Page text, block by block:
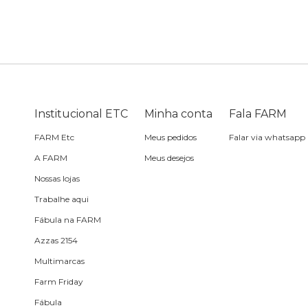
Institucional ETC
FARM Etc
A FARM
Nossas lojas
Trabalhe aqui
Fábula na FARM
Azzas 2154
Multimarcas
Farm Friday
Fábula
Minha conta
Meus pedidos
Meus desejos
Fala FARM
Falar via whatsapp